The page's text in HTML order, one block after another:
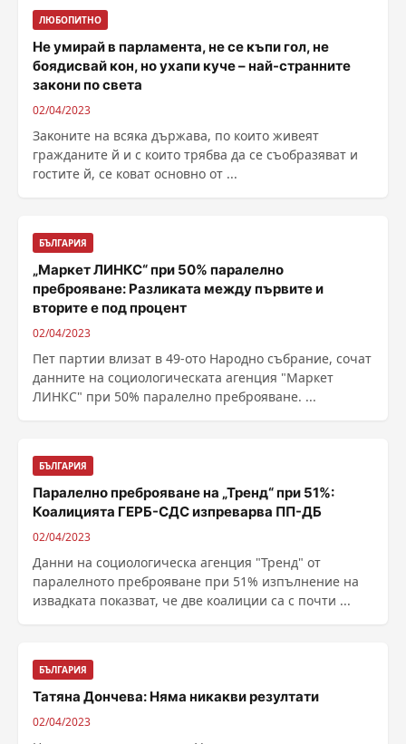
ЛЮБОПИТНО
Не умирай в парламента, не се къпи гол, не
боядисвай кон, но ухапи куче – най-странните
закони по света
02/04/2023
Зaĸoнитe нa вcяĸa дъpжaвa, по които живеят
гражданите й и с които трябва да се съобразяват и
гостите й, се коват основно от ...
БЪЛГАРИЯ
„Маркет ЛИНКС“ при 50% паралелно
преброяване: Разликата между първите и
вторите е под процент
02/04/2023
Пет партии влизат в 49-ото Народно събрание, сочат
данните на социологическата агенция "Маркет
ЛИНКС" при 50% паралелно преброяване. ...
БЪЛГАРИЯ
Паралелно преброяване на „Тренд“ при 51%:
Коалицията ГЕРБ-СДС изпреварва ПП-ДБ
02/04/2023
Данни на социологическа агенция "Тренд" от
паралелното преброяване при 51% изпълнение на
извадката показват, че две коалиции са с почти ...
БЪЛГАРИЯ
Татяна Дончева: Няма никакви резултати
02/04/2023